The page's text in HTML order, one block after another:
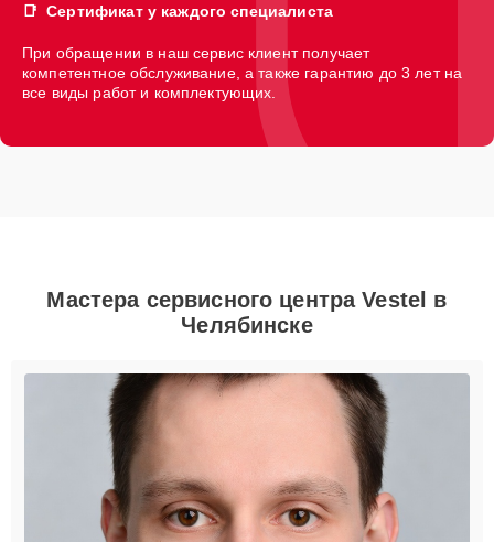
Сертификат у каждого специалиста
При обращении в наш сервис клиент получает
компетентное обслуживание, а также гарантию до 3 лет на
все виды работ и комплектующих.
Мастера сервисного центра Vestel в
Челябинске